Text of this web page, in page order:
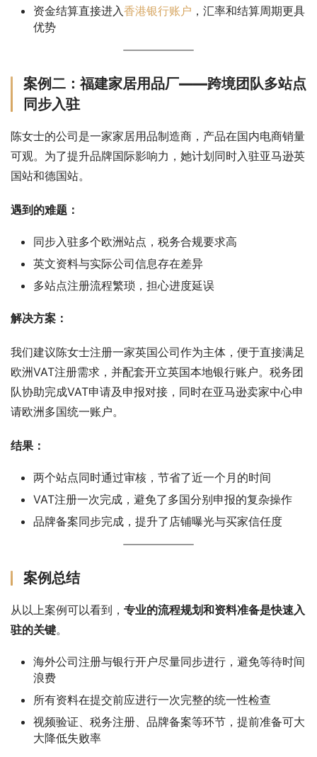
资金结算直接进入香港银行账户 ，汇率和结算周期更具
优势
案例二：福建家居用品厂——跨境团队多站点
同步入驻
陈女士的公司是一家家居用品制造商，产品在国内电商销量
可观。为了提升品牌国际影响力，她计划同时入驻亚马逊英
国站和德国站。
遇到的难题：
同步入驻多个欧洲站点，税务合规要求高
英文资料与实际公司信息存在差异
多站点注册流程繁琐，担心进度延误
解决方案：
我们建议陈女士注册一家英国公司作为主体，便于直接满足
欧洲VAT注册需求，并配套开立英国本地银行账户。税务团
队协助完成VAT申请及申报对接，同时在亚马逊卖家中心申
请欧洲多国统一账户。
结果：
两个站点同时通过审核，节省了近一个月的时间
VAT注册一次完成，避免了多国分别申报的复杂操作
品牌备案同步完成，提升了店铺曝光与买家信任度
案例总结
从以上案例可以看到， 专业的流程规划和资料准备是快速入
驻的关键。
海外公司注册与银行开户尽量同步进行，避免等待时间
浪费
所有资料在提交前应进行一次完整的统一性检查
视频验证、税务注册、品牌备案等环节，提前准备可大
大降低失败率